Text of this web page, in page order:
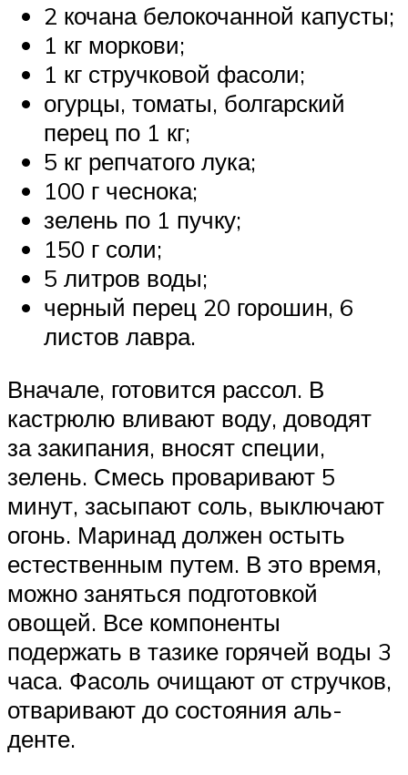
2 кочана белокочанной капусты;
1 кг моркови;
1 кг стручковой фасоли;
огурцы, томаты, болгарский
перец по 1 кг;
5 кг репчатого лука;
100 г чеснока;
зелень по 1 пучку;
150 г соли;
5 литров воды;
черный перец 20 горошин, 6
листов лавра.
Вначале, готовится рассол. В
кастрюлю вливают воду, доводят
за закипания, вносят специи,
зелень. Смесь проваривают 5
минут, засыпают соль, выключают
огонь. Маринад должен остыть
естественным путем. В это время,
можно заняться подготовкой
овощей. Все компоненты
подержать в тазике горячей воды 3
часа. Фасоль очищают от стручков,
отваривают до состояния аль-
денте.